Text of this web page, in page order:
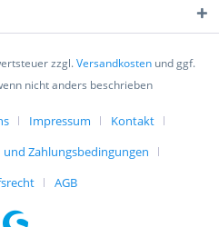
gelesen,
*
zzgl.Versandkosten und ggf.
nicht anders beschrieben
Impressum
Kontakt
und Zahlungsbedingungen
AGB